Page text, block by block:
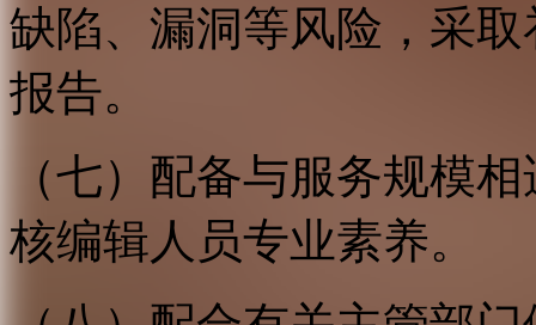
缺陷、漏洞等风险，采
报告。
（七）配备与服务规模
核编辑人员专业素养。